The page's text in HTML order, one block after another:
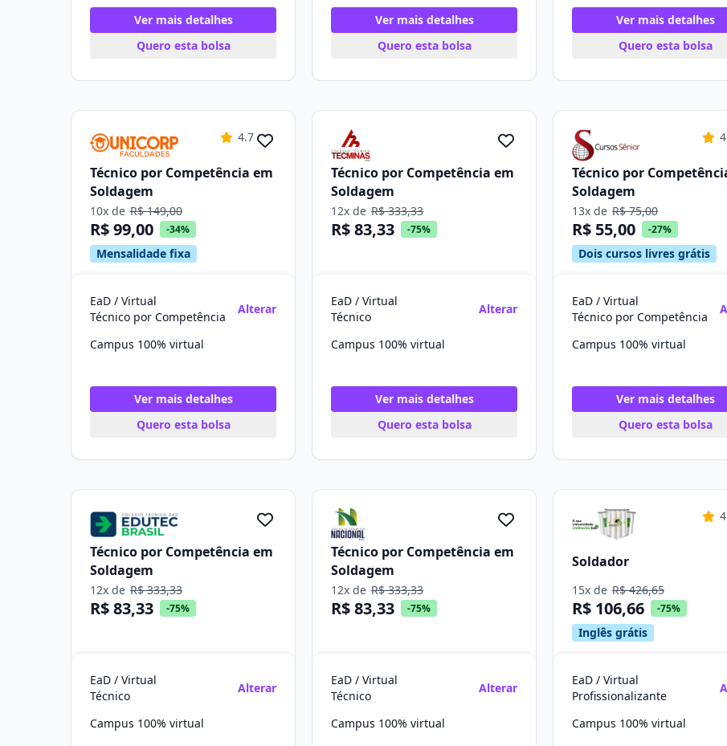
Ver mais detalhes
Quero esta bolsa
Ver mais detalhes
Quero esta bolsa
Ver mais detalhes
Quero esta bolsa
4.7
Técnico por Competência em
Soldagem
10x de R$ 149,00
R$ 99,00 -34%
Mensalidade fixa
EaD / Virtual
Técnico por Competência
Alterar
Campus 100% virtual
Ver mais detalhes
Quero esta bolsa
Técnico por Competência em
Soldagem
12x de R$ 333,33
R$ 83,33 -75%
EaD / Virtual
Técnico
Alterar
Campus 100% virtual
Ver mais detalhes
Quero esta bolsa
Técnico por
Soldagem
13x de R$ 75,00
R$ 55,00 -27%
Dois cursos livres grátis
EaD / Virtual
Técnico por Competência
Campus 100% virtual
Ver mais detalhes
Quero esta bolsa
Técnico por Competência em
Soldagem
12x de R$ 333,33
R$ 83,33 -75%
EaD / Virtual
Técnico
Alterar
Campus 100% virtual
Técnico por Competência em
Soldagem
12x de R$ 333,33
R$ 83,33 -75%
EaD / Virtual
Técnico
Alterar
Campus 100% virtual
Soldador
15x de R$ 426,65
R$ 106,66 -75%
Inglês grátis
EaD / Virtual
Profissionalizante
Campus 100% virtual